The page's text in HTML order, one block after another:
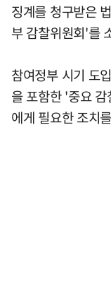
징계를 청구받은
부 감찰위원회'를
참여정부 시기 도
을 포함한 '중요
에게 필요한 조치